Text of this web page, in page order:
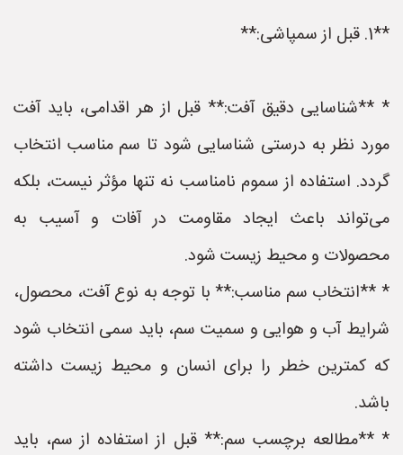
**1. قبل از سمپاشی:**
* **شناسایی دقیق آفت:** قبل از هر اقدامی، باید آفت
مورد نظر به درستی شناسایی شود تا سم مناسب انتخاب
گردد. استفاده از سموم نامناسب نه تنها مؤثر نیست، بلکه
می‌تواند باعث ایجاد مقاومت در آفات و آسیب به
محصولات و محیط زیست شود.
* **انتخاب سم مناسب:** با توجه به نوع آفت، محصول،
شرایط آب و هوایی و سمیت سم، باید سمی انتخاب شود
که کمترین خطر را برای انسان و محیط زیست داشته
باشد.
* **مطالعه برچسب سم:** قبل از استفاده از سم، باید